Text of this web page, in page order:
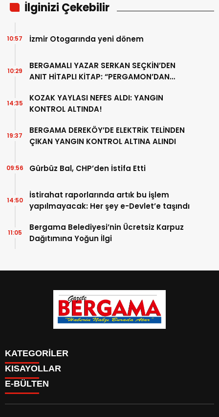
İlginizi Çekebilir
İzmir Otogarında yeni dönem
10:57
BERGAMALI YAZAR SERKAN SEÇKİN’DEN
ANIT HİTAPLI KİTAP: “PERGAMON’DAN
10:29
KOZAK YAYLASI NEFES ALDI: YANGIN
KONTROL ALTINDA!
14:35
BERGAMA DEREKÖY’DE ELEKTRİK TELİNDEN
ÇIKAN YANGIN KONTROL ALTINA ALINDI
19:37
Gürbüz Bal, CHP’den İstifa Etti
09:56
İstirahat raporlarında artık bu işlem
yapılmayacak: Her şey e-Devlet’e taşındı
14:50
Bergama Belediyesi’nin Ücretsiz Karpuz
Dağıtımına Yoğun İlgi
11:05
KATEGORİLER
CANLI YAYIN
BURÇLAR
KISAYOLLAR
Menü seçimi yapın. WP-ADMIN → Görünüm → Menüler
sayfasından menü eşleştirmesi yapınız.
E-BÜLTEN